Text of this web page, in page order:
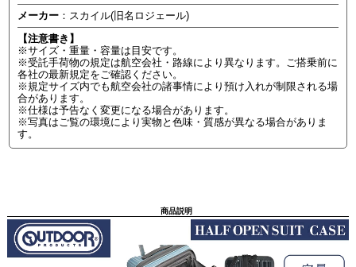
メーカー ：スカイル(旧名ロジェール)
【注意書き】
※サイズ・重量・容量は目安です。
※受託手荷物の規定は航空会社・路線により異なります。ご搭乗前に
各社の最新規定をご確認ください。
※規定サイズ内でも航空会社の諸事情により預け入れが制限される場
合があります。
※仕様は予告なく変更になる場合があります。
※写真はご覧の環境により実物と色味・質感が異なる場合がありま
す。
商品説明